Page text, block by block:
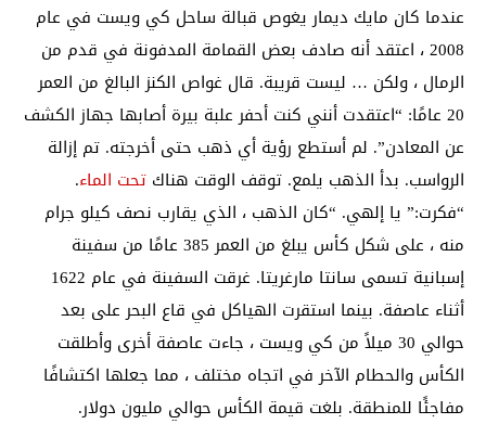
عندما كان مايك ديمار يغوص قبالة ساحل كي ويست في عام
2008 ، اعتقد أنه صادف بعض القمامة المدفونة في قدم من
الرمال ، ولكن … ليست قريبة. قال غواص الكنز البالغ من العمر
20 عامًا: “اعتقدت أنني كنت أحفر علبة بيرة أصابها جهاز الكشف
عن المعادن”. لم أستطع رؤية أي ذهب حتى أخرجته. تم إزالة
الرواسب. بدأ الذهب يلمع. توقف الوقت هناك تحت الماء.
“فكرت:” يا إلهي. “كان الذهب ، الذي يقارب نصف كيلو جرام
منه ، على شكل كأس يبلغ من العمر 385 عامًا من سفينة
إسبانية تسمى سانتا مارغريتا. غرقت السفينة في عام 1622
أثناء عاصفة. بينما استقرت الهياكل في قاع البحر على بعد
حوالي 30 ميلاً من كي ويست ، جاءت عاصفة أخرى وأطلقت
الكأس والحطام الآخر في اتجاه مختلف ، مما جعلها اكتشافًا
مفاجئًا للمنطقة. بلغت قيمة الكأس حوالي مليون دولار.